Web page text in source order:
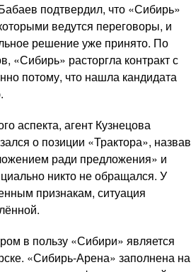
подтвердил, что «Сибирь»
ведутся переговоры, и
решение уже принято. По
«Сибирь» расторгла контракт с
потому, что нашла кандидата
аспекта, агент Кузнецова
о позиции «Трактора», назвав
ради предложения» и
никто не обращался. У
признакам, ситуация
в пользу «Сибири» является
«Сибирь-Арена» заполнена на